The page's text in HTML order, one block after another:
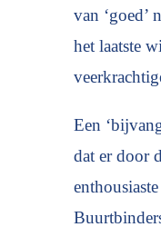
van ‘goed’
het laatste
Een
dat er door